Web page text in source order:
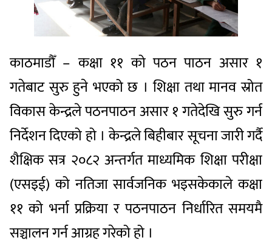
काठमाडौँ – कक्षा ११ को पठन पाठन असार १
गतेबाट सुरु हुने भएको छ । शिक्षा तथा मानव स्रोत
विकास केन्द्रले पठनपाठन असार १ गतेदेखि सुरु गर्न
निर्देशन दिएको हो । केन्द्रले बिहीबार सूचना जारी गर्दै
शैक्षिक सत्र २०८२ अन्तर्गत माध्यमिक शिक्षा परीक्षा
(एसइई) को नतिजा सार्वजनिक भइसकेकाले कक्षा
११ को भर्ना प्रक्रिया र पठनपाठन निर्धारित समयमै
सञ्चालन गर्न आग्रह गरेको हो ।